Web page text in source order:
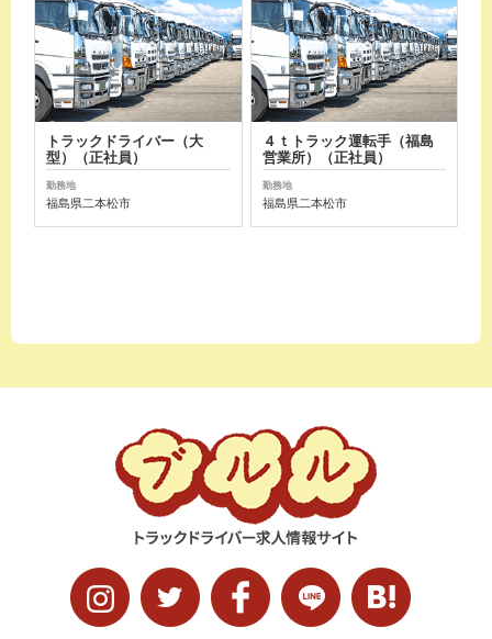
トラックドライバー（大
型）（正社員）
勤務地
福島県二本松市
４ｔトラック運転手（福島
営業所）（正社員）
勤務地
福島県二本松市